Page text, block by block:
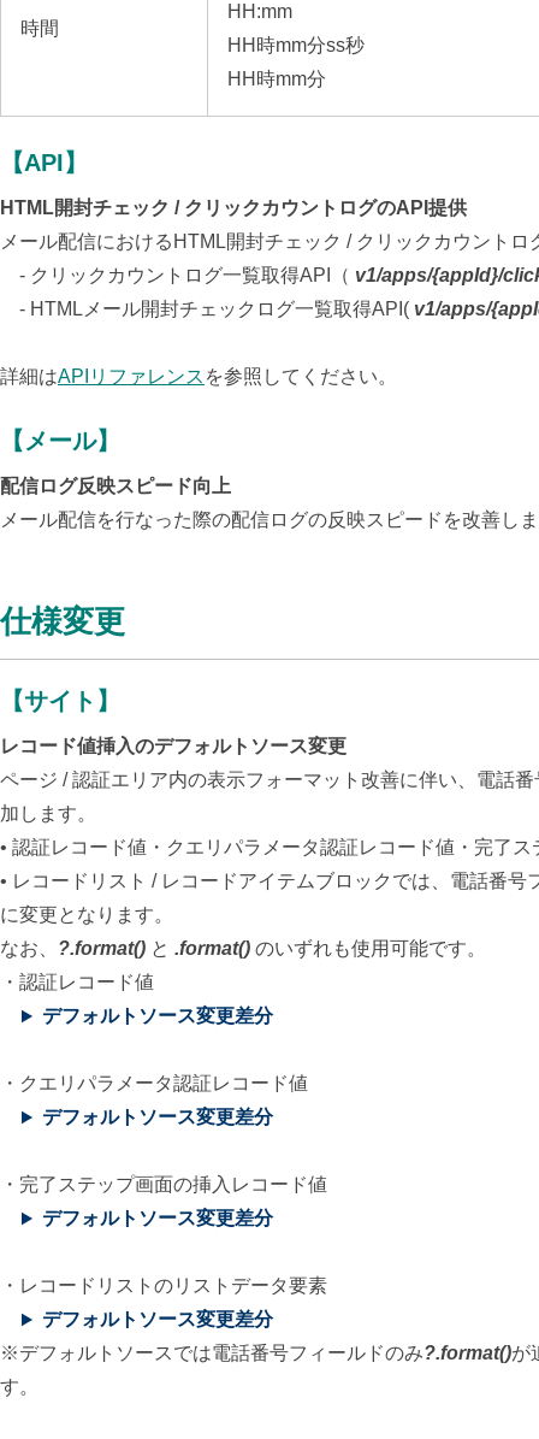
時間
HH:mm
HH時mm分ss秒
HH時mm分
【API】
HTML開封チェック / クリックカウントログのAPI提供
メール配信におけるHTML開封チェック / クリックカウント
- クリックカウントログ一覧取得API（ v1/apps/{appId}/
- HTMLメール開封チェックログ一覧取得API( v1/apps/
詳細はAPIリファレンス を参照してください。
【メール】
配信ログ反映スピード向上
メール配信を行なった際の配信ログの反映スピードを改善し
仕様変更
【サイト】
レコード値挿入のデフォルトソース変更
ページ / 認証エリア内の表示フォーマット改善に伴い、電話
加します。
• 認証レコード値・クエリパラメータ認証レコード値・完了
• レコードリスト / レコードアイテムブロックでは、電話番号
に変更となります。
なお、 ?.format() と .format() のいずれも使用可能です。
・認証レコード値
デフォルトソース変更差分
・クエリパラメータ認証レコード値
デフォルトソース変更差分
・完了ステップ画面の挿入レコード値
デフォルトソース変更差分
・レコードリストのリストデータ要素
デフォルトソース変更差分
※デフォルトソースでは電話番号フィールドのみ?.format()が
す。